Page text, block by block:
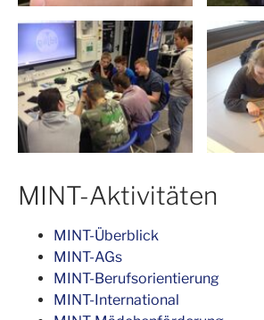
MINT-Aktivitäten
MINT-Überblick
MINT-AGs
MINT-Berufsorientierung
MINT-International